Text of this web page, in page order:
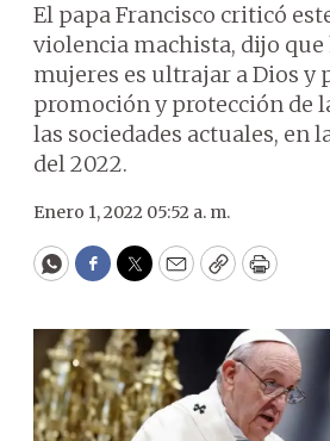
El papa Francisco criticó
violencia machista, dijo que
mujeres es ultrajar a Dios y
promoción y protección de
las sociedades actuales, en
del 2022.
Enero 1, 2022 05:52 a. m.
WhatsApp
Facebook
Twitter
EmailCopyPrint